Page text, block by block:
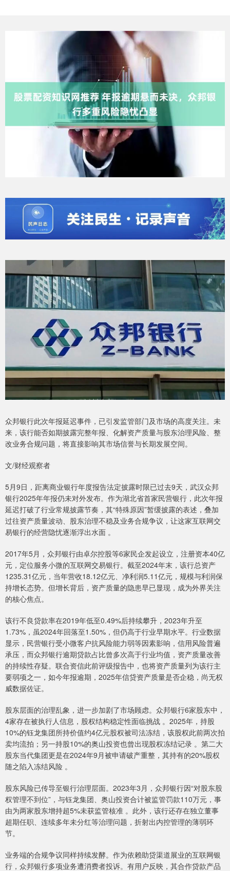
众邦银行此次年报延迟事件，已引发监管部门及市场的高度关注。未
来，该行能否如期披露完整年报、化解资产质量与股东治理风险、整
改业务合规问题，将直接影响其市场信誉与长期发展空间。
文/财经观察者
5月9日，距离商业银行年度报告法定披露时限已过去9天，武汉众邦
银行2025年年报仍未对外发布。作为湖北省首家民营银行，此次年报
延迟打破了行业常规披露节奏，其“特殊原因”暂缓披露的表述，叠加
过往资产质量波动、股东治理不稳及业务合规争议，让这家互联网交
易银行的经营隐忧逐渐浮出水面 。
2017年5月，众邦银行由卓尔控股等6家民企发起设立，注册资本40亿
元，定位服务小微的互联网交易银行。截至2024年末，该行总资产
1235.31亿元，当年营收18.12亿元、净利润5.11亿元，规模与利润保
持增长态势。但增长背后，资产质量的隐患早已显现，成为外界关注
的核心焦点。
该行不良贷款率在2019年低至0.49%后持续攀升，2023年升至
1.73%，虽2024年回落至1.50%，但仍高于行业早期水平。行业数据
显示，民营银行受小微客户抗风险能力弱等因素影响，信用风险普遍
承压，而众邦银行逾期贷款占比曾多次高于行业均值，资产质量改善
的持续性存疑。联合资信此前评级报告中，也将资产质量列为该行主
要弱项之一，如今年报逾期，2025年信贷资产质量是否企稳，尚无权
威数据佐证。
股东层面的治理乱象，进一步加剧了市场顾虑。众邦银行6家股东中，
4家存在被执行人信息，股权结构稳定性面临挑战 。2025年，持股
10%的钰龙集团所持价值约4亿元股权被司法冻结，该股权此前两次拍
卖均流拍；另一持股10%的奥山投资也曾出现股权冻结记录 。第二大
股东当代集团更是在2024年9月被申请破产重整，其持有的20%股权
随之陷入冻结风险 。
股东风险已传导至银行治理层面。2023年3月，众邦银行因“对股东股
权管理不到位”，与钰龙集团、奥山投资合计被监管罚款110万元，事
由为两家股东增持超5%未获监管核准 。此外，该行还存在独立董事
超期任职、连续多年未分红等治理问题，折射出内控管理的薄弱环
节。
业务端的合规争议同样持续发酵。作为依赖助贷渠道展业的互联网银
行，众邦银行多项业务遭消费者投诉。有用户反映，其合作贷款产品